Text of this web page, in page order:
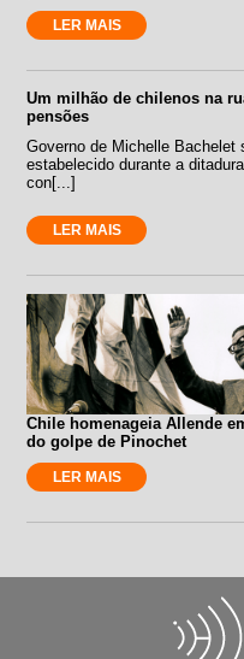
LER MAIS
Um milhão de chilenos na
pensões
Governo de Michelle Bachelet
estabelecido durante a
con[...]
LER MAIS
Chile homenageia Allende
do golpe de Pinochet
LER MAIS